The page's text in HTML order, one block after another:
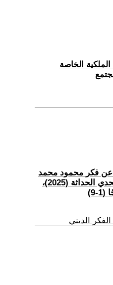
الخاصة
عن فكر محمود محمد
طه- كتاب: الإسلام المعاصر وتحدي الحداثة (2025)،
9)
الديني